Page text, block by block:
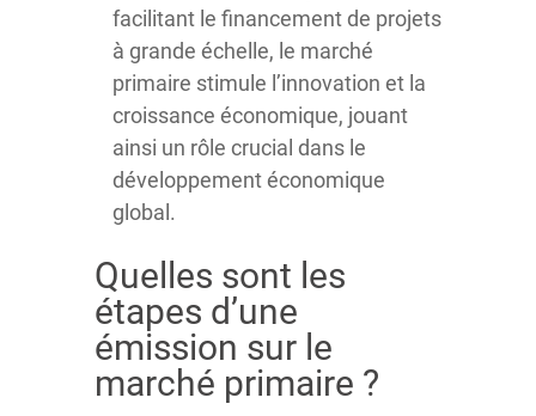
facilitant le financement de projets
à grande échelle, le marché
primaire stimule l’innovation et la
croissance économique, jouant
ainsi un rôle crucial dans le
développement économique
global.
Quelles sont les
étapes d’une
émission sur le
marché primaire ?